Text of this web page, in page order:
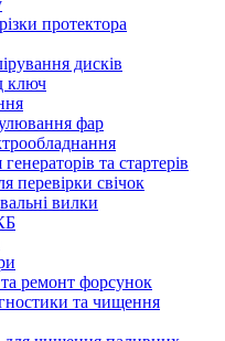
протектора
дисків
ключ
фар
та стартерів
перевірки свічок
вилки
ремонт форсунок
та чищення